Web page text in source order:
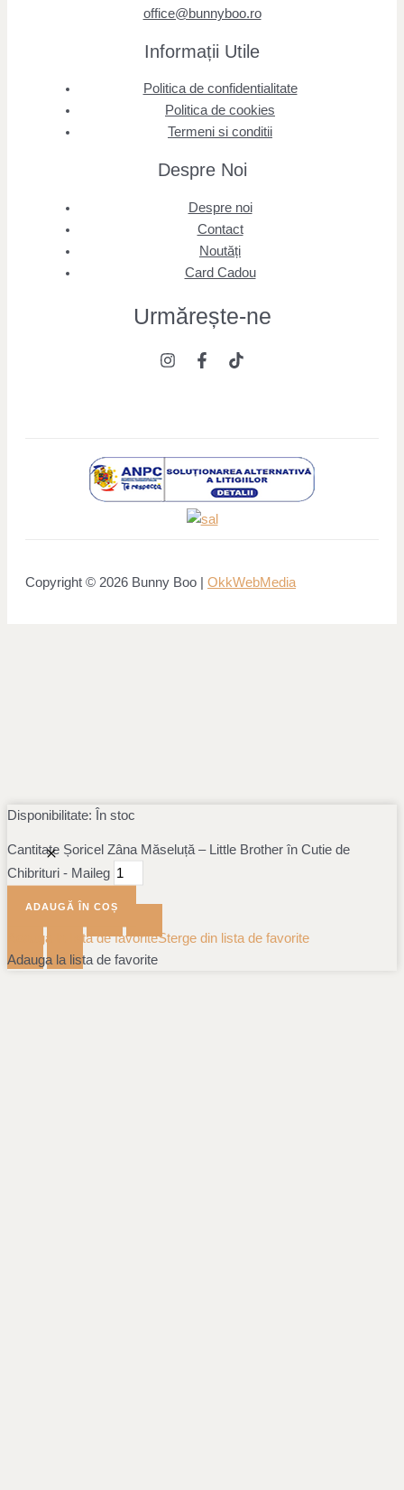
office@bunnyboo.ro
Informații Utile
Politica de confidentialitate
Politica de cookies
Termeni si conditii
Despre Noi
Despre noi
Contact
Noutăți
Card Cadou
Urmărește-ne
Copyright © 2026 Bunny Boo | OkkWebMedia
Disponibilitate: În stoc
Cantitate Șoricel Zâna Măseluță – Little Brother în Cutie de
Chibrituri - Maileg
ADAUGĂ ÎN COȘ
Adauga la lista de favoriteSterge din lista de favorite
Adauga la lista de favorite